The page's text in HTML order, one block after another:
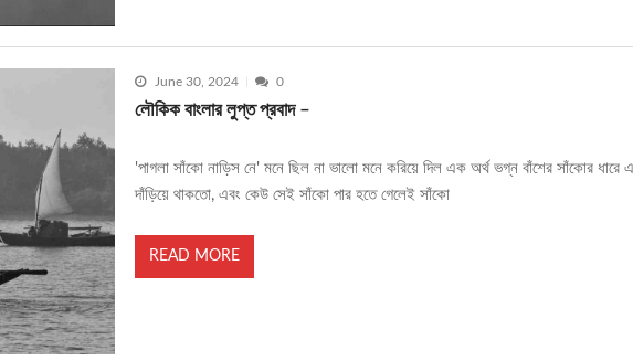
June 30, 2024 0
লৌকিক বাংলার লুপ্ত প্রবাদ –
'পাগলা সাঁকো নাড়িস নে' মনে ছিল না ভালো মনে করিয়ে দিল এক অর্থ ভগ্ন বাঁশের সাঁকোর ধারে
দাঁড়িয়ে থাকতো, এবং কেউ সেই সাঁকো পার হতে গেলেই সাঁকো
READ MORE